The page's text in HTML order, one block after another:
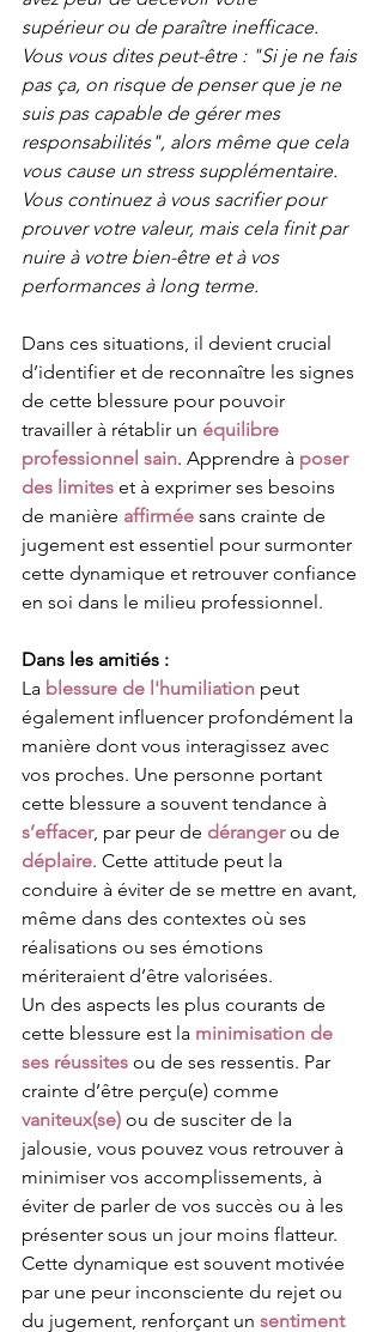
supérieur ou de paraître inefficace.
Vous vous dites peut-être : "Si je ne fais
pas ça, on risque de penser que je ne
suis pas capable de gérer mes
responsabilités", alors même que cela
vous cause un stress supplémentaire.
Vous continuez à vous sacrifier pour
prouver votre valeur, mais cela finit par
nuire à votre bien-être et à vos
performances à long terme.
Dans ces situations, il devient crucial
d’identifier et de reconnaître les signes
de cette blessure pour pouvoir
travailler à rétablir un équilibre
professionnel sain. Apprendre à poser
des limites et à exprimer ses besoins
de manière affirmée sans crainte de
jugement est essentiel pour surmonter
cette dynamique et retrouver confiance
en soi dans le milieu professionnel.
Dans les amitiés :
La blessure de l'humiliation peut
également influencer profondément la
manière dont vous interagissez avec
vos proches. Une personne portant
cette blessure a souvent tendance à
s’effacer, par peur de déranger ou de
déplaire. Cette attitude peut la
conduire à éviter de se mettre en avant,
même dans des contextes où ses
réalisations ou ses émotions
mériteraient d’être valorisées.
Un des aspects les plus courants de
cette blessure est la minimisation de
ses réussites ou de ses ressentis. Par
crainte d’être perçu(e) comme
vaniteux(se) ou de susciter de la
jalousie, vous pouvez vous retrouver à
minimiser vos accomplissements, à
éviter de parler de vos succès ou à les
présenter sous un jour moins flatteur.
Cette dynamique est souvent motivée
par une peur inconsciente du rejet ou
du jugement, renforçant un sentiment